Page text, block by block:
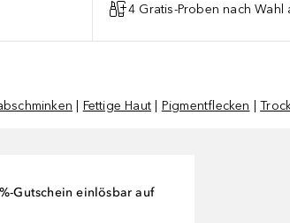
4 Gratis-Proben nach Wahl
Fettige Haut Pigmentflecken |
Gutschein einlösbar auf